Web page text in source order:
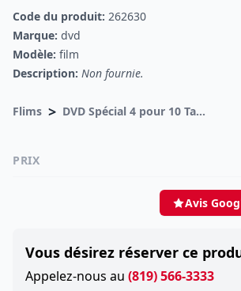
Code du produit: 262630
Marque: dvd
Modèle: film
Description: Non fournie.
Flims > DVD Spécial 4 pour 10 Taxes incluses sur -4.00$
PRIX
Avis
Vous désirez réserver ce
Appelez-nous au (819) 566-3333